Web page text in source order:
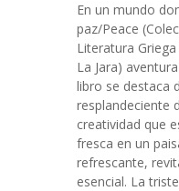
En un mundo
paz/Peace
Literatura
La Jara)
libro se destaca
resplandeciente
creatividad que
fresca en un
refrescante,
esencial. La